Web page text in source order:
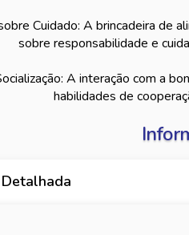
Cuidado: A brincadeira de
sobre responsabilidade e
A interação com a
habilidades de